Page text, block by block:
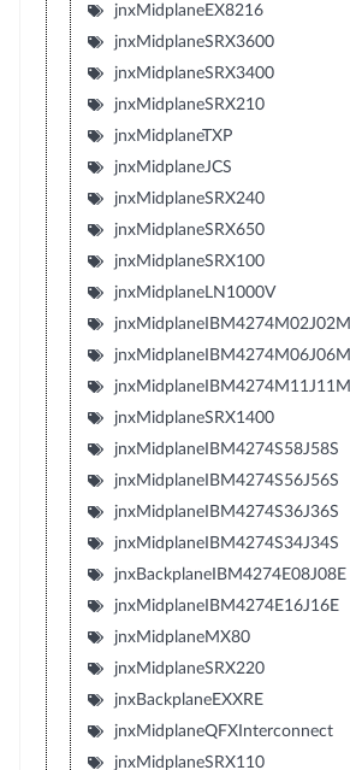
jnxMidplaneEX8216
jnxMidplaneSRX3600
jnxMidplaneSRX3400
jnxMidplaneSRX210
jnxMidplaneTXP
jnxMidplaneJCS
jnxMidplaneSRX240
jnxMidplaneSRX650
jnxMidplaneSRX100
jnxMidplaneLN1000V
jnxMidplaneIBM4274M02J02M
jnxMidplaneIBM4274M06J06M
jnxMidplaneIBM4274M11J11M
jnxMidplaneSRX1400
jnxMidplaneIBM4274S58J58S
jnxMidplaneIBM4274S56J56S
jnxMidplaneIBM4274S36J36S
jnxMidplaneIBM4274S34J34S
jnxBackplaneIBM4274E08J08E
jnxMidplaneIBM4274E16J16E
jnxMidplaneMX80
jnxMidplaneSRX220
jnxBackplaneEXXRE
jnxMidplaneQFXInterconnect
jnxMidplaneSRX110